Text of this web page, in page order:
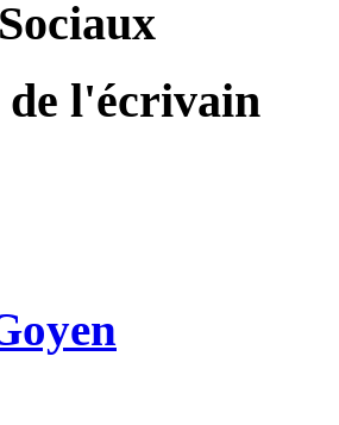
de l'écrivain